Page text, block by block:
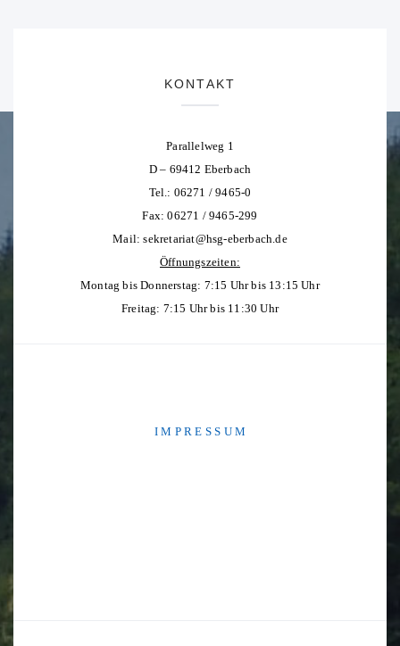
KONTAKT
Parallelweg 1
D – 69412 Eberbach
Tel.: 06271 / 9465-0
Fax: 06271 / 9465-299
Mail:sekretariat@hsg-eberbach.de
Öffnungszeiten:
Montag bis Donnerstag: 7:15 Uhr bis 13:15 Uhr
Freitag: 7:15 Uhr bis 11:30 Uhr
I M P R E S S U M